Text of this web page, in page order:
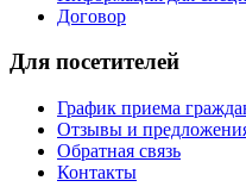
Договор
Для посетителей
График приема
Отзывы и
Обратная связь
Контакты